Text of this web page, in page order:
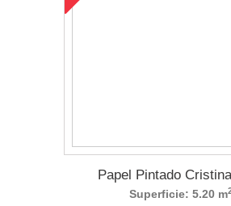
Papel Pintado
Superficie: 5.20 m